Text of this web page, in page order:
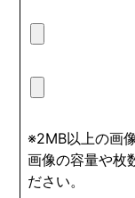
※2MB以上の画
画像の容量や枚
ださい。